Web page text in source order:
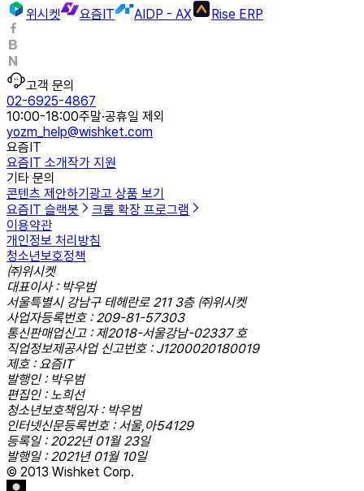
위시켓
요즘IT AIDP - AX Rise ERP
고객 문의
02-6925-4867
10:00-18:00주말·공휴일 제외
yozm_help@wishket.com
요즘IT
요즘IT 소개작가 지원
기타 문의
콘텐츠 제안하기광고 상품 보기
요즘IT 슬랙봇
크롬 확장 프로그램
이용약관
개인정보 처리방침
청소년보호정책
㈜위시켓
대표이사 : 박우범
서울특별시 강남구 테헤란로 211 3층 ㈜위시켓
사업자등록번호 : 209-81-57303
통신판매업신고 : 제2018-서울강남-02337 호
직업정보제공사업 신고번호 : J1200020180019
제호 : 요즘IT
발행인 : 박우범
편집인 : 노희선
청소년보호책임자 : 박우범
인터넷신문등록번호 : 서울,아54129
등록일 : 2022년 01월 23일
발행일 : 2021년 01월 10일
© 2013 Wishket Corp.